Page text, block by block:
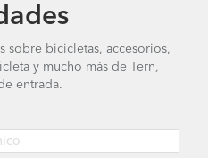
sobre bicicletas, accesorios,
y mucho más de Tern,
entrada.